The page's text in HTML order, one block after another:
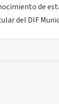
de
del DIF